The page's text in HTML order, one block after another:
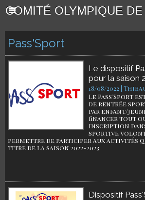
COMITÉ OLYMPIQUE
Pass'Sport
Le dispositif
pour la saison
18/08/2022 |
Le Pass’Sport
de rentrée
par enfant/
financer tout
inscription
sportive
permettre de participer aux activités
titre de la saison 2022-2023
Dispositif